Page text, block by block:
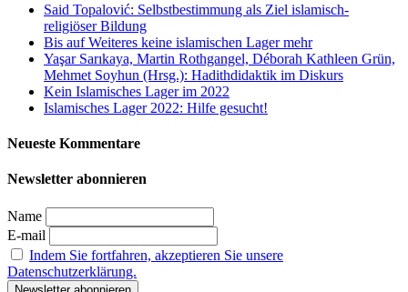
Said Topalović: Selbstbestimmung als Ziel islamisch-
religiöser Bildung
Bis auf Weiteres keine islamischen Lager mehr
Yaşar Sarıkaya, Martin Rothgangel, Déborah Kathleen Grün,
Mehmet Soyhun (Hrsg.): Hadithdidaktik im Diskurs
Kein Islamisches Lager im 2022
Islamisches Lager 2022: Hilfe gesucht!
Neueste Kommentare
Newsletter abonnieren
Name
E-mail
Indem Sie fortfahren, akzeptieren Sie unsere
Datenschutzerklärung.